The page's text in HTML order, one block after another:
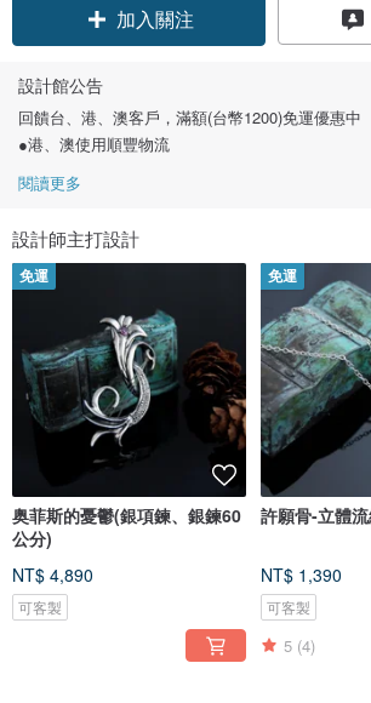
加入關注
設計館公告
回饋台、港、澳客戶，滿額(台幣1200)免運優惠中
●港、澳使用順豐物流
閱讀更多
設計師主打設計
免運
奥菲斯的憂鬱(銀項鍊、銀鍊60
公分)
NT$ 4,890
可客製
免運
許願骨-立體
NT$ 1,390
可客製
5 (4)